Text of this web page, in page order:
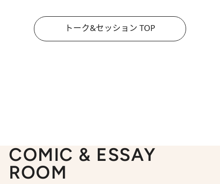
トーク&セッション TOP
COMIC & ESSAY
ROOM